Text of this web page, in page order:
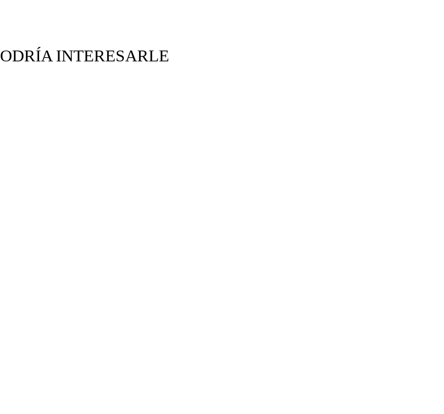
INTERESARLE